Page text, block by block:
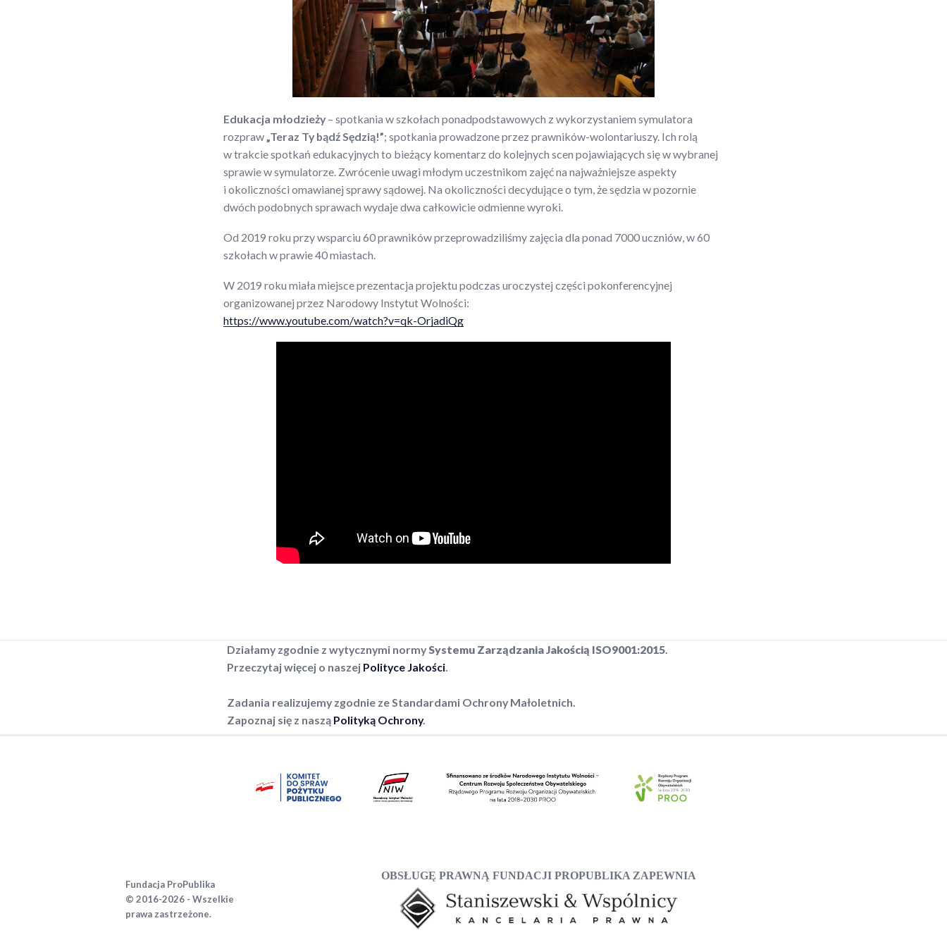
Edukacja młodzieży – spotkania w szkołach ponadpodstawowych z wykorzystaniem symulatora
rozpraw„Teraz Ty bądź Sędzią!”; spotkania prowadzone przez prawników-wolontariuszy. Ich rolą
w trakcie spotkań edukacyjnych to bieżący komentarz do kolejnych scen pojawiających się w wybranej
sprawie w symulatorze. Zwrócenie uwagi młodym uczestnikom zajęć na najważniejsze aspekty
i okoliczności omawianej sprawy sądowej. Na okoliczności decydujące o tym, że sędzia w pozornie
dwóch podobnych sprawach wydaje dwa całkowicie odmienne wyroki.
Od 2019 roku przy wsparciu 60 prawników przeprowadziliśmy zajęcia dla ponad 7000 uczniów, w 60
szkołach w prawie 40 miastach.
W 2019 roku miała miejsce prezentacja projektu podczas uroczystej części pokonferencyjnej
organizowanej przez Narodowy Instytut Wolności:
https://www.youtube.com/watch?v=qk-OrjadiQg
Działamy zgodnie z wytycznymi normySystemu Zarządzania Jakością ISO9001:2015.
Przeczytaj więcej o naszej Polityce Jakości.
Zadania realizujemy zgodnie ze Standardami Ochrony Małoletnich.
Zapoznaj się z naszą Polityką Ochrony.
Fundacja ProPublika
© 2016-2026 - Wszelkie
prawa zastrzeżone.
OBSŁUGĘ PRAWNĄ FUNDACJI PROPUBLIKA ZAPEWNIA